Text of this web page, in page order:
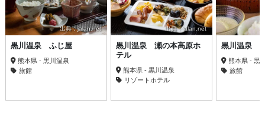
出典：jalan.net
黒川温泉 ふじ屋
熊本県 - 黒川温泉
旅館
出典：jalan.net
黒川温泉 瀬の本高原ホ
テル
熊本県 - 黒川温泉
リゾートホテル
黒川温泉
熊本県 - 黒
旅館